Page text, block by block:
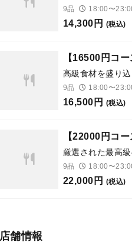
9品 18:00〜
14,300円 (税込)
【16500円コー
高級食材を盛り
9品 18:00〜
16,500円 (税込)
【22000円コー
厳選された最高
9品 18:00〜
22,000円 (税込)
店舗情報